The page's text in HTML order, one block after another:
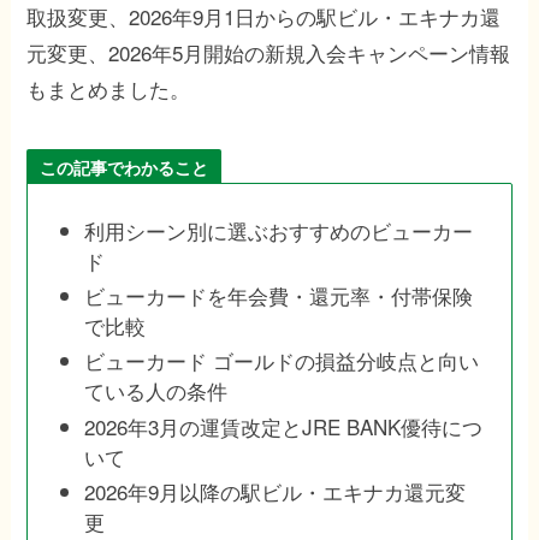
取扱変更、2026年9月1日からの駅ビル・エキナカ還
元変更、2026年5月開始の新規入会キャンペーン情報
もまとめました。
この記事でわかること
利用シーン別に選ぶおすすめのビューカー
ド
ビューカードを年会費・還元率・付帯保険
で比較
ビューカード ゴールドの損益分岐点と向い
ている人の条件
2026年3月の運賃改定とJRE BANK優待につ
いて
2026年9月以降の駅ビル・エキナカ還元変
更